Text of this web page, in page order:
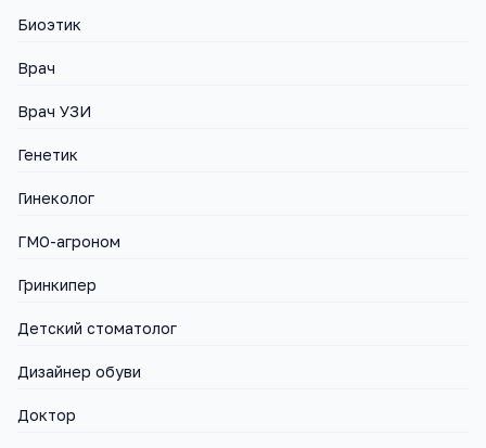
Биоэтик
Врач
Врач УЗИ
Генетик
Гинеколог
ГМО-агроном
Гринкипер
Детский стоматолог
Дизайнер обуви
Доктор